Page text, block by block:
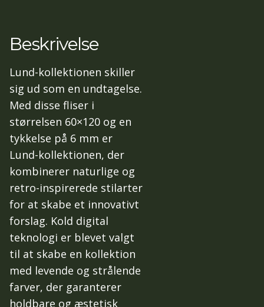
Beskrivelse
Lund-kollektionen skiller
sig ud som en undtagelse.
Med disse fliser i
størrelsen 60×120 og en
tykkelse på 6 mm er
Lund-kollektionen, der
kombinerer naturlige og
retro-inspirerede stilarter
for at skabe et innovativt
forslag. Kold digital
teknologi er blevet valgt
til at skabe en kollektion
med levende og strålende
farver, der garanterer
holdbare og æstetisk